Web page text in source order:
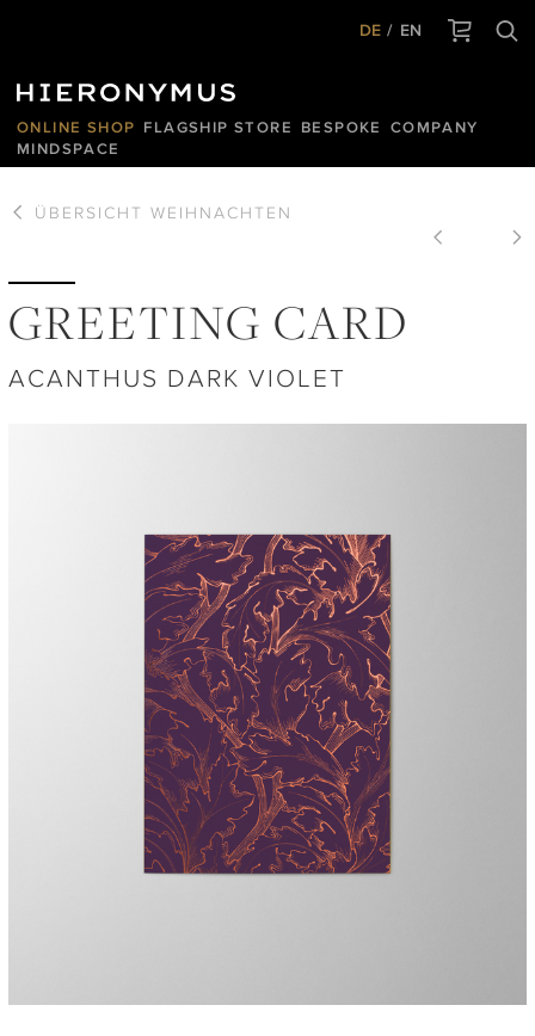
DE EN
ONLINE SHOP FLAGSHIP STORE BESPOKE
COMPANY
MINDSPACE
ÜBERSICHT WEIHNACHTEN
GREETING CARD
ACANTHUS DARK VIOLET